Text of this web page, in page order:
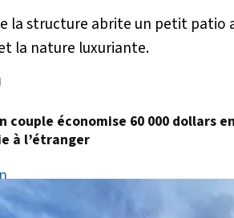
la structure abrite un petit patio
la nature luxuriante.
couple économise 60 000 dollars
à l’étranger